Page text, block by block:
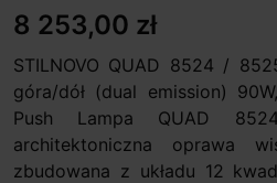
8 253,00 zł
STILNOVO QUAD 8524 /
góra/dół (dual emission)
Push Lampa QUAD
architektoniczna oprawa
zbudowana z układu 12